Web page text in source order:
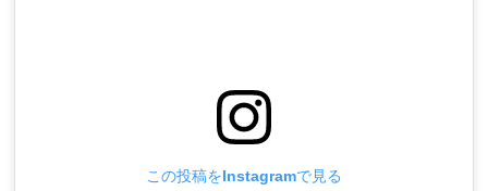
この投稿をInstagramで見る